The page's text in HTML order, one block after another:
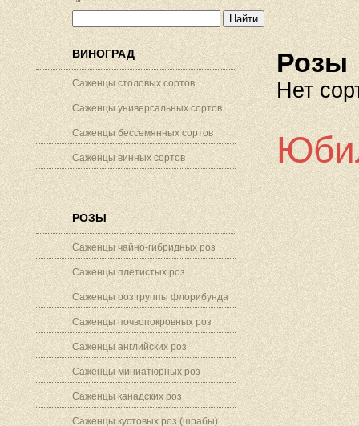
ВИНОГРАД
Саженцы столовых сортов
Саженцы универсальных сортов
Саженцы бессемянных сортов
Саженцы винных сортов
РОЗЫ
Саженцы чайно-гибридных роз
Саженцы плетистых роз
Саженцы роз группы флорибунда
Саженцы почвопокровных роз
Саженцы английских роз
Саженцы миниатюрных роз
Саженцы канадских роз
Саженцы кустовых роз (шрабы)
Розы
Нет